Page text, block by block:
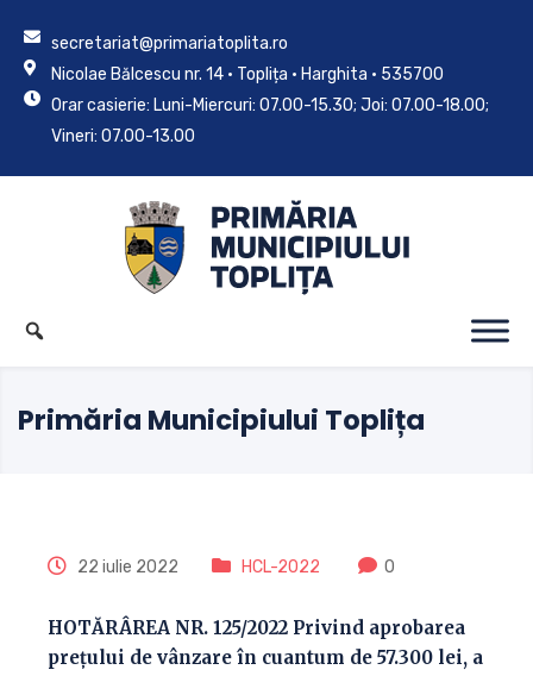
secretariat@primariatoplita.ro
Nicolae Bălcescu nr. 14 • Toplița • Harghita • 535700
Orar casierie: Luni-Miercuri: 07.00-15.30; Joi: 07.00-18.00;
Vineri: 07.00-13.00
Primăria Municipiului Toplița
22 iulie 2022 HCL-2022 0
HOTĂRÂREA NR. 125/2022 Privind aprobarea
preţului de vânzare în cuantum de 57.300 lei, a